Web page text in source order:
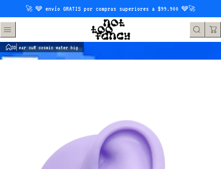
Saltar al contenido
🚀 🩶 envío GRATIS por compras superiores a $99.900 🩶🚀
3D ear cuff cosmic water big